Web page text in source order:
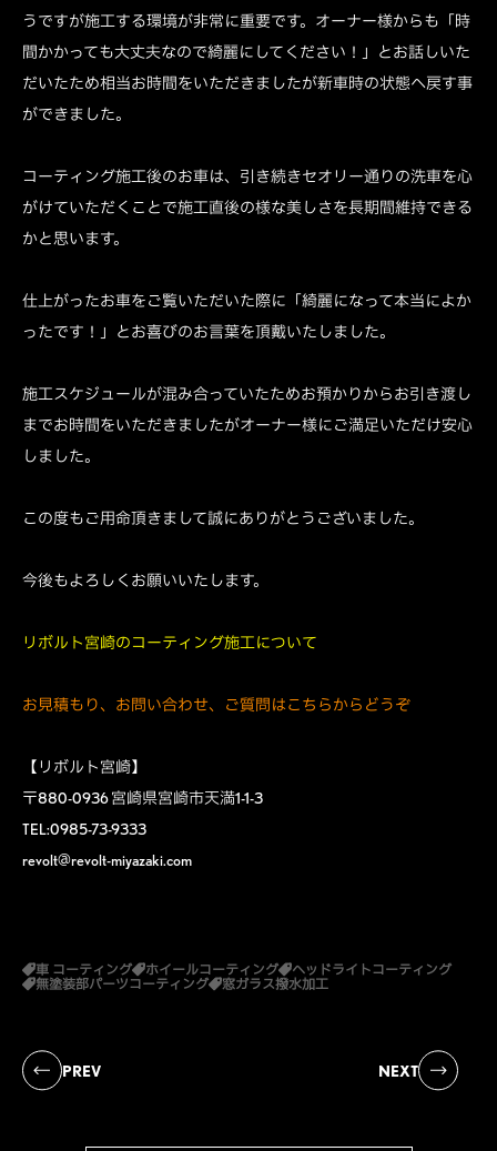
うですが施工する環境が非常に重要です。オーナー様からも「時
間かかっても大丈夫なので綺麗にしてください！」とお話しいた
だいたため相当お時間をいただきましたが新車時の状態へ戻す事
ができました。
コーティング施工後のお車は、引き続きセオリー通りの洗車を心
がけていただくことで施工直後の様な美しさを長期間維持できる
かと思います。
仕上がったお車をご覧いただいた際に「綺麗になって本当によか
ったです！」とお喜びのお言葉を頂戴いたしました。
施工スケジュールが混み合っていたためお預かりからお引き渡し
までお時間をいただきましたがオーナー様にご満足いただけ安心
しました。
この度もご用命頂きまして誠にありがとうございました。
今後もよろしくお願いいたします。
リボルト宮崎のコーティング施工について
お見積もり、お問い合わせ、ご質問はこちらからどうぞ
【リボルト宮崎】
〒880-0936 宮崎県宮崎市天満1-1-3
TEL:0985-73-9333
revolt@revolt-miyazaki.com
車 コーティング ホイールコーティング
ヘッドライトコーティング
無塗装部パーツコーティング
窓ガラス撥水加工
PREV NEXT